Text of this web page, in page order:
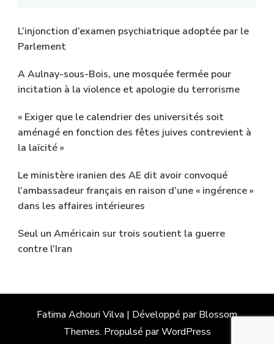
L’injonction d’examen psychiatrique adoptée par le
Parlement
A Aulnay-sous-Bois, une mosquée fermée pour
incitation à la violence et apologie du terrorisme
« Exiger que le calendrier des universités soit
aménagé en fonction des fêtes juives contrevient à
la laïcité »
Le ministère iranien des AE dit avoir convoqué
l’ambassadeur français en raison d’une « ingérence »
dans les affaires intérieures
Seul un Américain sur trois soutient la guerre
contre l’Iran
Fatima Achouri Vilva | Développé parBlossom
Themes. Propulsé parWordPress